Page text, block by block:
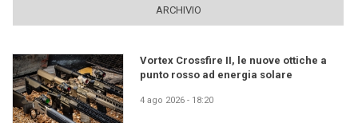
ARCHIVIO
Vortex Crossfire II, le nuove ottiche a
punto rosso ad energia solare
4 ago 2026 - 18:20